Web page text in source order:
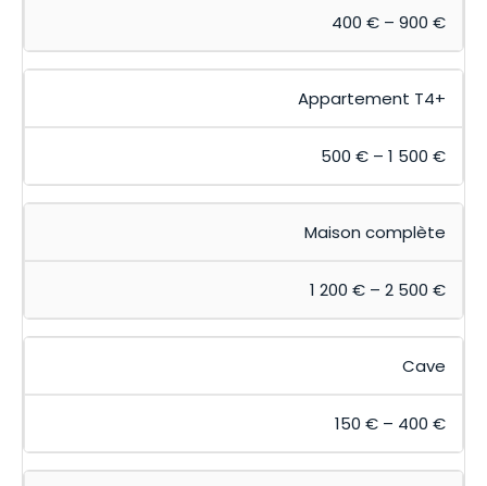
400 € – 900 €
Appartement T4+
500 € – 1 500 €
Maison complète
1 200 € – 2 500 €
Cave
150 € – 400 €